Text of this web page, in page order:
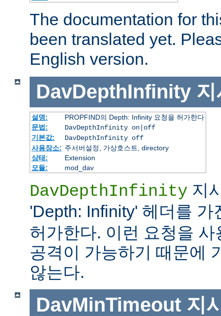
The documentation for
been translated yet.
English version.
DavDepthInfinity 지
설명:
PROPFIND의 Depth: Infinity 요청을 허가한다
문법:
DavDepthInfinity on|off
기본값:
DavDepthInfinity off
사용장소: 주서버설정, 가상호스트, directory
상태:
Extension
모듈:
mod_dav
DavDepthInfinity 지
'Depth: Infinity' 헤더를
허가한다. 이런 요청을
공격이 가능하기 때문에
않는다.
DavMinTimeout 지